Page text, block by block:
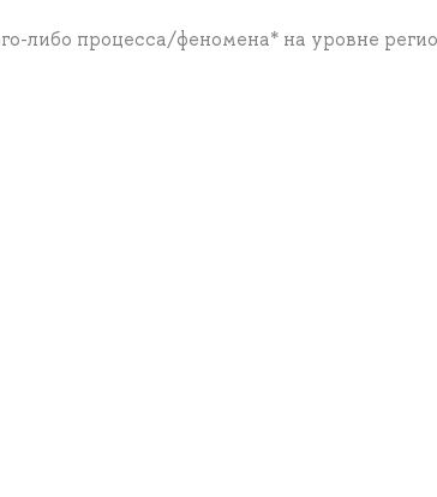
либо процесса/феномена* на уровне